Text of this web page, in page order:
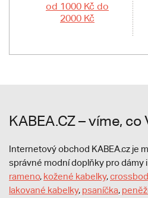
od 1000 Kč do
2000 Kč
KABEA.CZ – víme, co
Internetový obchod KABEA.cz je
správné modní doplňky pro dámy i
rameno, kožené kabelky,
lakované kabelky, psaníčka,